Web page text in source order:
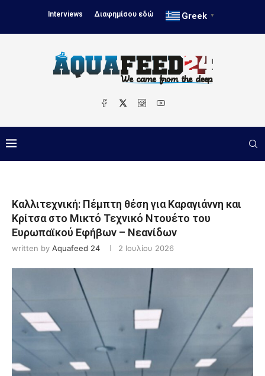
Interviews Διαφημίσου εδώ Greek ▼
Καλλιτεχνική: Πέμπτη θέση για Καραγιάννη και
Κρίτσα στο Μικτό Τεχνικό Ντουέτο του
Ευρωπαϊκού Εφήβων – Νεανίδων
written by Aquafeed 24 2 Ιουλίου 2026